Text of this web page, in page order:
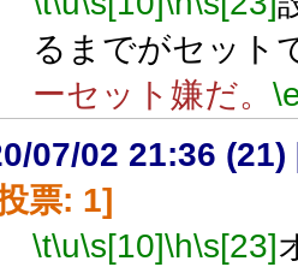
るまでがセット
ーセット嫌だ。
07/02 21:36 (21)
票: 1]
\t\u\s[10]\h\s[23]